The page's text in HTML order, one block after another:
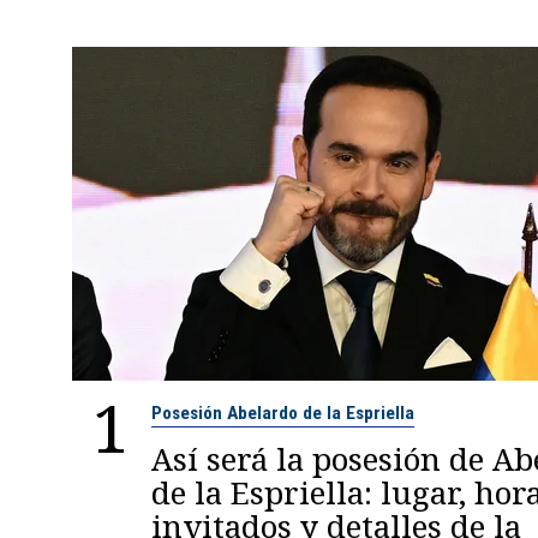
1 Posesión Abelardo de la Espriella
Así será la posesión de
de la Espriella: lugar,
invitados y detalles de la